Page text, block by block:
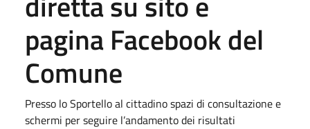
pagina Facebook del
Comune
Presso lo Sportello al cittadino spazi di consultazione e
schermi per seguire l’andamento dei risultati